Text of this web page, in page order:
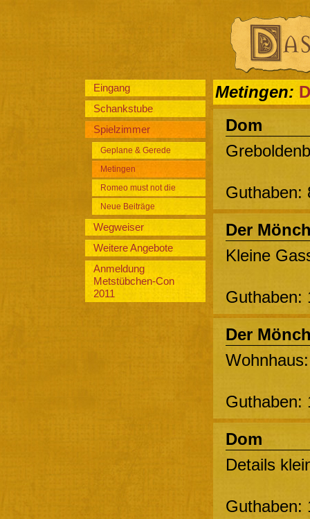
Eingang
Schankstube
Spielzimmer
Geplane & Gerede
Metingen
Romeo must not die
Neue Beiträge
Wegweiser
Weitere Angebote
Anmeldung
Metstübchen-Con
2011
Metingen:
Dom
Guthaben:
Der
Kleine
Guthaben:
Der
Guthaben:
Dom
Details
Guthaben: